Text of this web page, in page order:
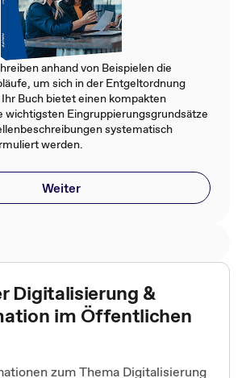
anhand von Beispielen die
um sich in der Entgeltordnung
Buch bietet einen kompakten
wichtigsten Eingruppierungsgrundsätze
systematisch
werden.
Weiter
Digitalisierung &
im Öffentlichen
zum Thema Digitalisierung